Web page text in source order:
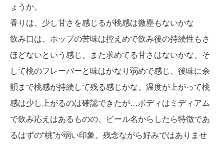
ょうか。
香りは、少し甘さを感じるが桃感は微塵もないかな
飲み口は、ホップの苦味は控えめで飲み後の持続性もさ
ほどないという感じ。また求めてる甘さはないかな。そ
して桃のフレーバーと味はかなり弱めで感じ、後味に余
韻まで桃感が持続して残る感じかな。温度が上がって桃
感は少し上がるのは確認できたが…ボディはミディアム
で飲み応えはあるものの、ビール名からしたら特徴であ
るはずの“桃”が弱い印象。残念ながら好みではありませ